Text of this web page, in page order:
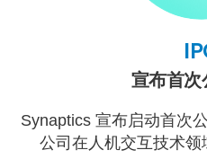
宣布首
Synaptics 宣布启动首次
公司在人机交互技术领